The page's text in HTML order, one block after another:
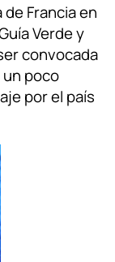
Francia en
Verde y
convocada
un poco
por el país